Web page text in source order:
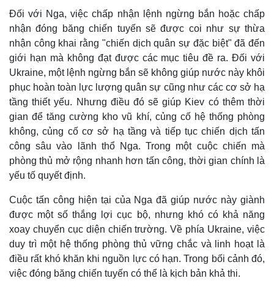
Kinh tế
Bất động sản
Khởi nghiệp
Thị trường
Giá vàng
Tiêu dùng
Tỷ giá
Đối với Nga, việc chấp nhận lệnh ngừng bắn hoặc chấp
nhận đóng băng chiến tuyến sẽ được coi như sự thừa
nhận công khai rằng "chiến dịch quân sự đặc biệt" đã đến
giới hạn mà không đạt được các mục tiêu đề ra. Đối với
Ukraine, một lệnh ngừng bắn sẽ không giúp nước này khôi
phục hoàn toàn lực lượng quân sự cũng như các cơ sở hạ
tầng thiết yếu. Nhưng điều đó sẽ giúp Kiev có thêm thời
gian để tăng cường kho vũ khí, củng cố hệ thống phòng
không, củng cố cơ sở hạ tầng và tiếp tục chiến dịch tấn
công sâu vào lãnh thổ Nga. Trong một cuộc chiến mà
phòng thủ mở rộng nhanh hơn tấn công, thời gian chính là
yếu tố quyết định.
Cuộc tấn công hiện tại của Nga đã giúp nước này giành
được một số thắng lợi cục bộ, nhưng khó có khả năng
xoay chuyển cục diện chiến trường. Về phía Ukraine, việc
duy trì một hệ thống phòng thủ vững chắc và linh hoạt là
điều rất khó khăn khi nguồn lực có hạn. Trong bối cảnh đó,
việc đóng băng chiến tuyến có thể là kịch bản khả thi.